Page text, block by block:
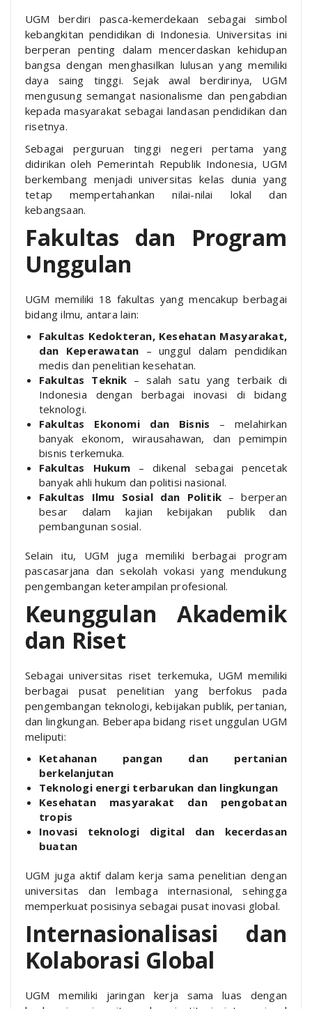
UGM berdiri pasca-kemerdekaan sebagai simbol
kebangkitan pendidikan di Indonesia. Universitas ini
berperan penting dalam mencerdaskan kehidupan
bangsa dengan menghasilkan lulusan yang memiliki
daya saing tinggi. Sejak awal berdirinya, UGM
mengusung semangat nasionalisme dan pengabdian
kepada masyarakat sebagai landasan pendidikan dan
risetnya.
Sebagai perguruan tinggi negeri pertama yang
didirikan oleh Pemerintah Republik Indonesia, UGM
berkembang menjadi universitas kelas dunia yang
tetap mempertahankan nilai-nilai lokal dan
kebangsaan.
Fakultas dan Program
Unggulan
UGM memiliki 18 fakultas yang mencakup berbagai
bidang ilmu, antara lain:
Fakultas Kedokteran, Kesehatan Masyarakat,
dan Keperawatan – unggul dalam pendidikan
medis dan penelitian kesehatan.
Fakultas Teknik – salah satu yang terbaik di
Indonesia dengan berbagai inovasi di bidang
teknologi.
Fakultas Ekonomi dan Bisnis – melahirkan
banyak ekonom, wirausahawan, dan pemimpin
bisnis terkemuka.
Fakultas Hukum– dikenal sebagai pencetak
banyak ahli hukum dan politisi nasional.
Fakultas Ilmu Sosial dan Politik – berperan
besar dalam kajian kebijakan publik dan
pembangunan sosial.
Selain itu, UGM juga memiliki berbagai program
pascasarjana dan sekolah vokasi yang mendukung
pengembangan keterampilan profesional.
Keunggulan Akademik
dan Riset
Sebagai universitas riset terkemuka, UGM memiliki
berbagai pusat penelitian yang berfokus pada
pengembangan teknologi, kebijakan publik, pertanian,
dan lingkungan. Beberapa bidang riset unggulan UGM
meliputi:
Ketahanan pangan dan pertanian
berkelanjutan
Teknologi energi terbarukan dan lingkungan
Kesehatan masyarakat dan pengobatan
tropis
Inovasi teknologi digital dan kecerdasan
buatan
UGM juga aktif dalam kerja sama penelitian dengan
universitas dan lembaga internasional, sehingga
memperkuat posisinya sebagai pusat inovasi global.
Internasionalisasi dan
Kolaborasi Global
UGM memiliki jaringan kerja sama luas dengan